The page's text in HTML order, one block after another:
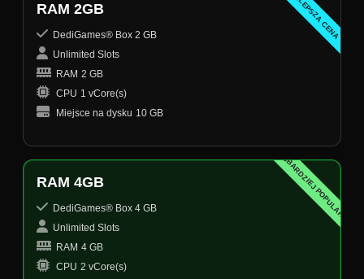
NAJLEPSZA CENA
RAM 2GB
DediGames® Box 2 GB
Unlimited Slots
RAM 2 GB
CPU 1 vCore(s)
Miejsce na dysku 10 GB
NAJBARDZIEJ POPULARNY
RAM 4GB
DediGames® Box 4 GB
Unlimited Slots
RAM 4 GB
CPU 2 vCore(s)